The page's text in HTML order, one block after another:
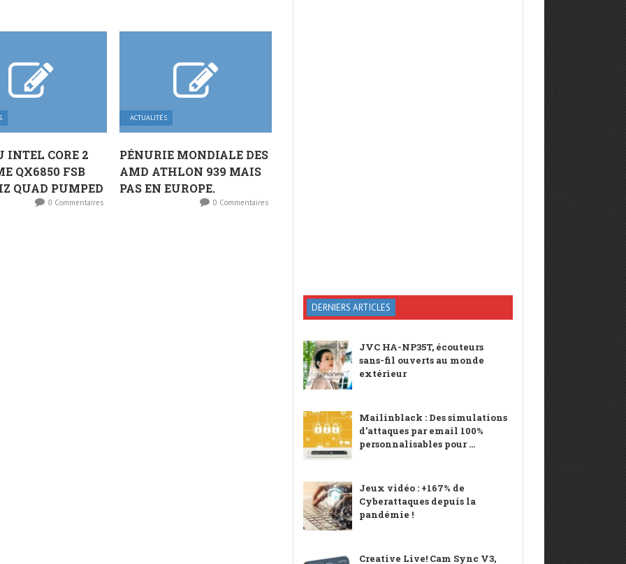
INTEL CORE 2
QX6850 FSB
QUAD PUMPED
0 Commentaires
ACTUALITÉS
PÉNURIE MONDIALE DES
AMD ATHLON 939 MAIS
PAS EN EUROPE.
0 Commentaires
DERNIERS ARTICLES
JVC HA-NP35T, écouteurs
sans-fil ouverts au monde
extérieur
Mailinblack : Des simulations
d’attaques par email 100%
personnalisables pour ...
Jeux vidéo : +167% de
Cyberattaques depuis la
pandémie !
Creative Live! Cam Sync V3,